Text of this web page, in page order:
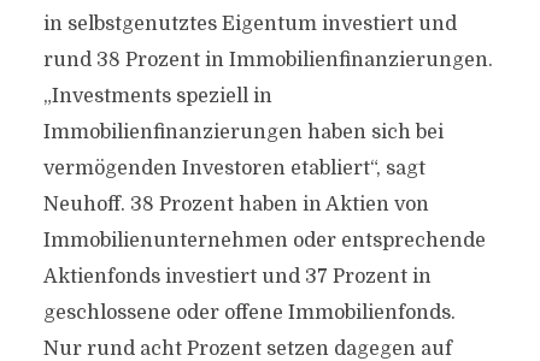
in selbstgenutztes Eigentum investiert und
rund 38 Prozent in Immobilienfinanzierungen.
„Investments speziell in
Immobilienfinanzierungen haben sich bei
vermögenden Investoren etabliert“, sagt
Neuhoff. 38 Prozent haben in Aktien von
Immobilienunternehmen oder entsprechende
Aktienfonds investiert und 37 Prozent in
geschlossene oder offene Immobilienfonds.
Nur rund acht Prozent setzen dagegen auf